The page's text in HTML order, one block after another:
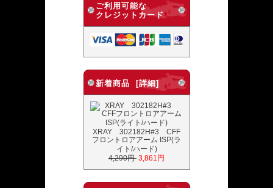
ご利用可能な
クレジットカード
新着商品 [詳細]
XRAY 302182H#3 CFF
フロントロアアーム ISP(ラ
イト/ハード)
4,290円 3,861円